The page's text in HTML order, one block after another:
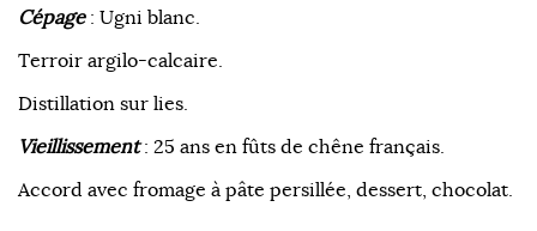
Cépage: Ugni blanc.
Terroir argilo-calcaire.
Distillation sur lies.
Vieillissement: 25 ans en fûts de chêne français.
Accord avec fromage à pâte persillée, dessert, chocolat.